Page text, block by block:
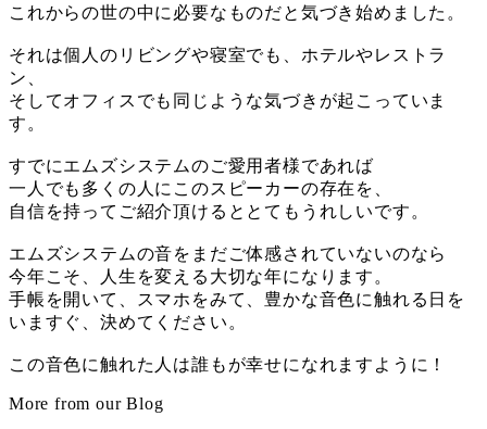
これからの世の中に必要なものだと気づき始めました。
それは個人のリビングや寝室でも、ホテルやレストラ
ン、
そしてオフィスでも同じような気づきが起こっていま
す。
すでにエムズシステムのご愛用者様であれば
一人でも多くの人にこのスピーカーの存在を、
自信を持ってご紹介頂けるととてもうれしいです。
エムズシステムの音をまだご体感されていないのなら
今年こそ、人生を変える大切な年になります。
手帳を開いて、スマホをみて、豊かな音色に触れる日を
いますぐ、決めてください。
この音色に触れた人は誰もが幸せになれますように！
More from our Blog